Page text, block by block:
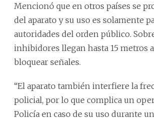
Mencionó que en otros países se
del aparato y su uso es solamente
autoridades del orden público.
inhibidores llegan hasta 15 metros
bloquear señales.
“El aparato también interfiere la
policial, por lo que complica un
Policía en caso de su uso durante